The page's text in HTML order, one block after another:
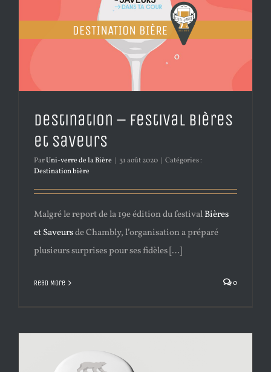
Destination – Festival bières
et saveurs
ParUni-verre de la Bière 31 août 2020
Catégories :
Destination bière
Malgré le report de la 19e édition du festivalBières
et Saveursde Chambly, l’organisation a préparé
plusieurs surprises pour ses fidèles […]
Read More 0